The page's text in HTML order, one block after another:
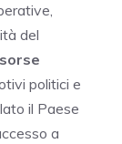
del
politici e
il Paese
a